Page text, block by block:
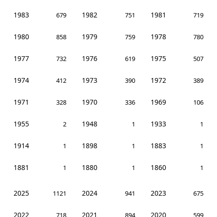
1983 679 1982 751 1981 719
1980 858 1979 759 1978 780
1977 732 1976 619 1975 507
1974 412 1973 390 1972 389
1971 328 1970 336 1969 106
1955 2 1948 1 1933 1
1914 1 1898 1 1883 1
1881 1 1880 1 1860 1
2025 1121 2024 941 2023 675
2022 718 2021 894 2020 599